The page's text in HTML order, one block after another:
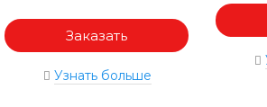
Заказать
Узнать больше